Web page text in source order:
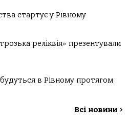
стартує у Рівному
реліквія» презентували
в Рівному протягом
Всі новини >